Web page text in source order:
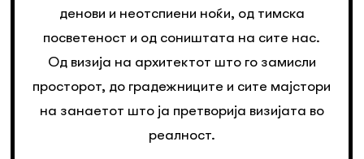
денови и неотспиени ноќи, од тимска
посветеност и од соништата на сите нас.
Од визија на архитектот што го замисли
просторот, до градежниците и сите мајстори
на занаетот што ја претворија визијата во
реалност.